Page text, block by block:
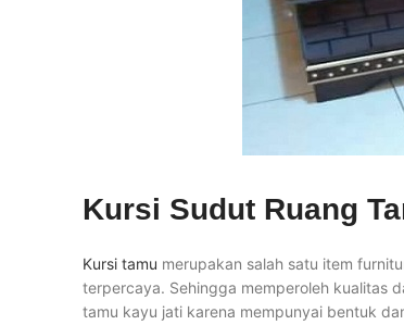
Kursi Sudut Ruang
Kursi tamu merupakan salah satu item
terpercaya. Sehingga memperoleh kualitas
tamu kayu jati karena mempunyai bentuk